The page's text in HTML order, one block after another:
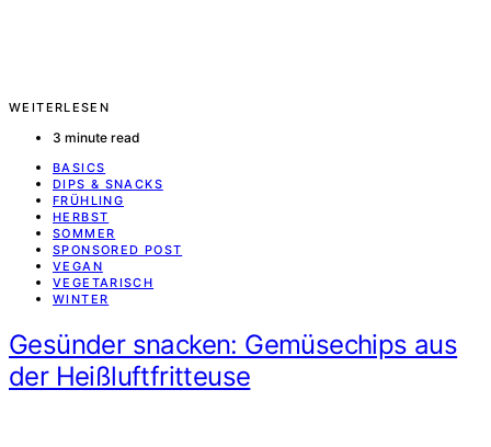
WEITERLESEN
3 minute read
BASICS
DIPS & SNACKS
FRÜHLING
HERBST
SOMMER
SPONSORED POST
VEGAN
VEGETARISCH
WINTER
Gesünder snacken: Gemüsechips aus
der Heißluftfritteuse